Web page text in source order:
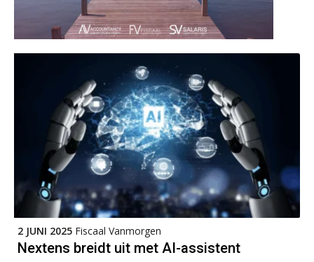
2 JUNI 2025 Fiscaal Vanmorgen
Nextens breidt uit met AI-assistent
Patrick Wille
Joep Swinkels
Barry Willemsen